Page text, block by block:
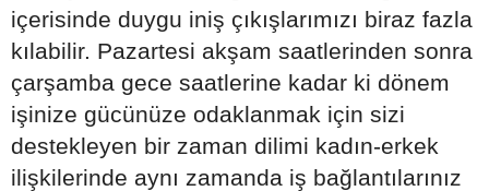
içerisinde duygu iniş çıkışlarımızı biraz fazla
kılabilir. Pazartesi akşam saatlerinden sonra
çarşamba gece saatlerine kadar ki dönem
işinize gücünüze odaklanmak için sizi
destekleyen bir zaman dilimi kadın-erkek
ilişkilerinde aynı zamanda iş bağlantılarınız